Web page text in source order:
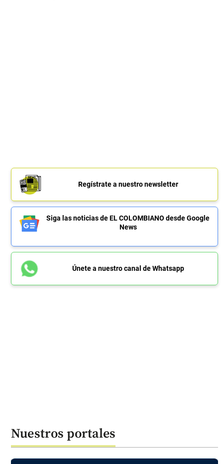
Regístrate a nuestro newsletter
Siga las noticias de EL COLOMBIANO desde Google
News
Únete a nuestro canal de Whatsapp
Nuestros portales